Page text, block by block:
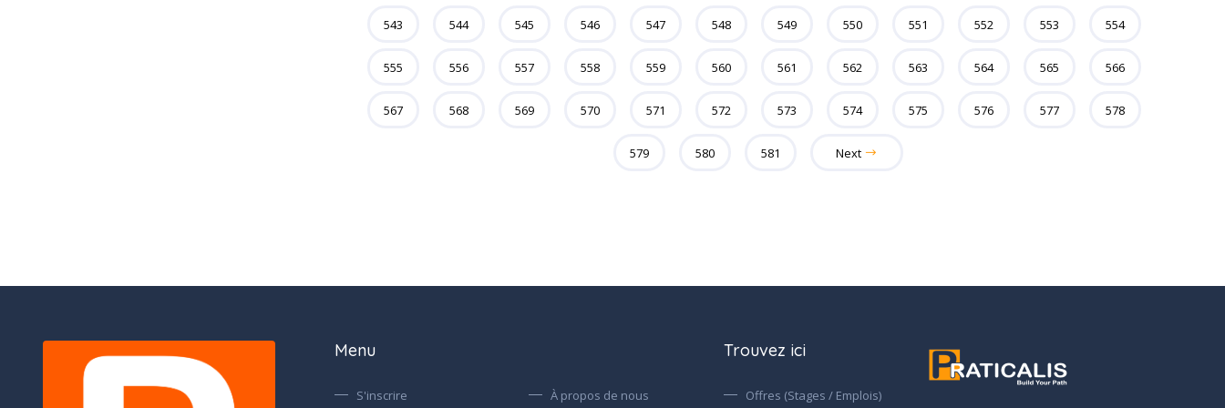
543 544 545 546 547 548 549 550 551 552 553 554
555 556 557 558 559 560 561 562 563 564 565 566
567 568 569 570 571 572 573 574 575 576 577 578
579 580 581 Next
Menu
S'inscrire À propos de nous
Trouvez ici
Offres (Stages / Emplois)